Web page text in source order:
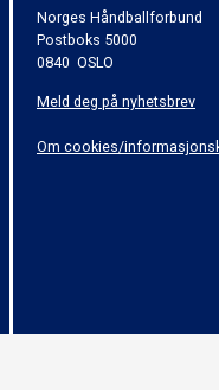
Norges Håndballforbund
Postboks 5000
0840 OSLO
Meld deg på nyhetsbrev
Om cookies/